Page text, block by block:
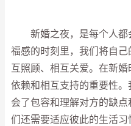
新婚之夜，是每个人都
福感的时刻里，我们将自
互照顾、相互关爱。在新
依赖和相互支持的重要性
会了包容和理解对方的缺
们还需要适应彼此的生活